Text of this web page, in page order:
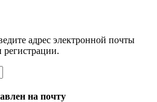
адрес электронной почты
на почту